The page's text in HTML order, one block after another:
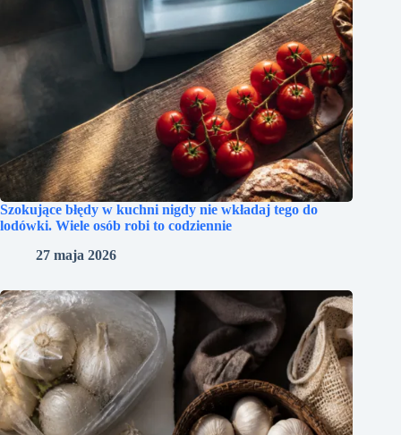
Szokujące błędy w kuchni nigdy nie wkładaj tego do
lodówki. Wiele osób robi to codziennie
27 maja 2026